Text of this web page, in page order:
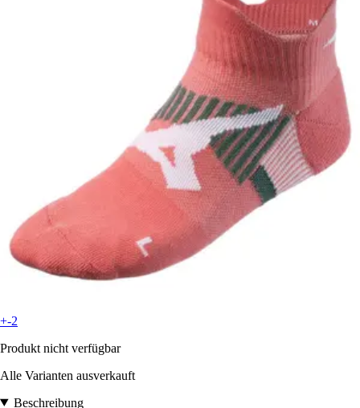
+-2
Produkt nicht verfügbar
Alle Varianten ausverkauft
Beschreibung